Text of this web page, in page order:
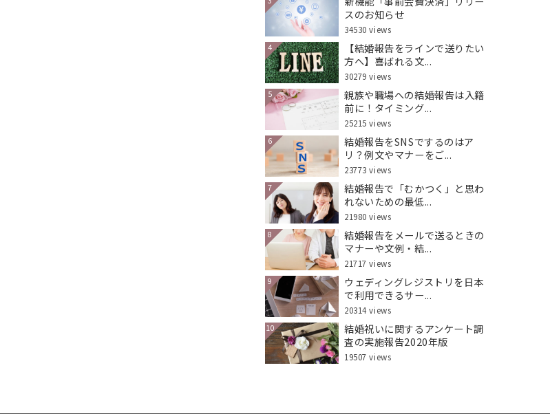
スのお知らせ
34530 views
4
【結婚報告をラインで送りたい
方へ】喜ばれる文...
30279 views
5
親族や職場への結婚報告は入籍
前に！タイミング...
25215 views
6
結婚報告をSNSでするのはア
リ？例文やマナーをご...
23773 views
7
結婚報告で「むかつく」と思わ
れないための最低...
21980 views
8
結婚報告をメールで送るときの
マナーや文例・結...
21717 views
9
ウェディングレジストリを日本
で利用できるサー...
20314 views
10
結婚祝いに関するアンケート調
査の実施報告2020年版
19507 views